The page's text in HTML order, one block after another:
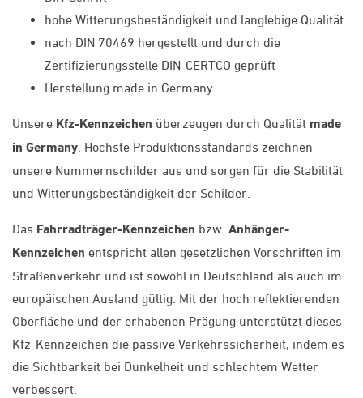
hohe Witterungsbeständigkeit und langlebige Qualität
nach DIN 70469 hergestellt und durch die
Zertifizierungsstelle DIN-CERTCO geprüft
Herstellung made in Germany
Unsere Kfz-Kennzeichen überzeugen durch Qualität made
in Germany . Höchste Produktionsstandards zeichnen
unsere Nummernschilder aus und sorgen für die Stabilität
und Witterungsbeständigkeit der Schilder.
Das Fahrradträger-Kennzeichen bzw. Anhänger-
Kennzeichen entspricht allen gesetzlichen Vorschriften im
Straßenverkehr und ist sowohl in Deutschland als auch im
europäischen Ausland gültig. Mit der hoch reflektierenden
Oberfläche und der erhabenen Prägung unterstützt dieses
Kfz-Kennzeichen die passive Verkehrssicherheit, indem es
die Sichtbarkeit bei Dunkelheit und schlechtem Wetter
verbessert.